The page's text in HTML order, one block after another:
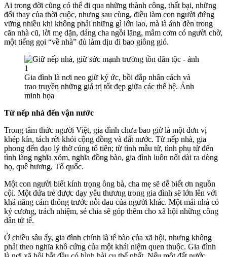
Ai trong đời cũng có thể đi qua những thành công, thất bại, những
đổi thay của thời cuộc, nhưng sau cùng, điều làm con người đứng
vững nhiều khi không phải những gì lớn lao, mà là ánh đèn trong
căn nhà cũ, lời mẹ dặn, dáng cha ngồi lặng, mâm cơm có người chờ,
một tiếng gọi “về nhà” đủ làm dịu đi bao giông gió.
Gia đình là nơi neo giữ ký ức, bồi đắp nhân cách và
trao truyền những giá trị tốt đẹp giữa các thế hệ. Ảnh
minh họa
Từ nếp nhà đến vận nước
Trong tâm thức người Việt, gia đình chưa bao giờ là một đơn vị
khép kín, tách rời khỏi cộng đồng và đất nước. Từ nếp nhà, gia
phong đến đạo lý thờ cúng tổ tiên; từ tình mẫu tử, tình phụ tử đến
tình làng nghĩa xóm, nghĩa đồng bào, gia đình luôn nối dài ra dòng
họ, quê hương, Tổ quốc.
Một con người biết kính trọng ông bà, cha mẹ sẽ dễ biết ơn nguồn
cội. Một đứa trẻ được dạy yêu thương trong gia đình sẽ lớn lên với
khả năng cảm thông trước nỗi đau của người khác. Một mái nhà có
kỷ cương, trách nhiệm, sẻ chia sẽ góp thêm cho xã hội những công
dân tử tế.
Ở chiều sâu ấy, gia đình chính là tế bào của xã hội, nhưng không
phải theo nghĩa khô cứng của một khái niệm quen thuộc. Gia đình